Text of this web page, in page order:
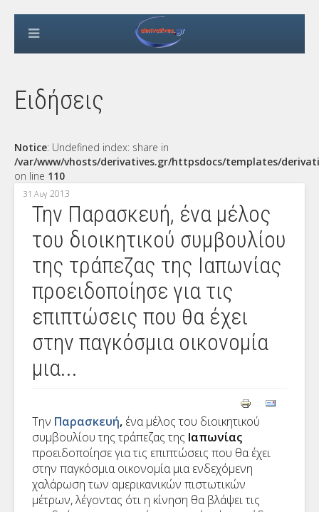
Ειδήσεις
Notice: Undefined index: share in
/var/www/vhosts/derivatives.gr/httpsdocs/templates/
on line 110
31 Αυγ 2013
Την Παρασκευή, ένα μέλος
του διοικητικού συμβουλίου
της τράπεζας της Ιαπωνίας
προειδοποίησε για τις
επιπτώσεις που θα έχει
στην παγκόσμια οικονομία
μια...
Την Παρασκευή, ένα μέλος του διοικητικού
συμβουλίου της τράπεζας της Ιαπωνίας
προειδοποίησε για τις επιπτώσεις που θα έχει
στην παγκόσμια οικονομία μια ενδεχόμενη
χαλάρωση των αμερικανικών πιστωτικών
μέτρων, λέγοντας ότι η κίνηση θα βλάψει τις